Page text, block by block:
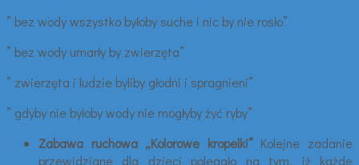
” bez wody wszystko byłoby suche i nic by nie rosło”
” bez wody umarły by zwierzęta”
” zwierzęta i ludzie byliby głodni i spragnieni”
” gdyby nie byłoby wody nie mogłyby żyć ryby”
Zabawa ruchowa „Kolorowe kropelki” Kolejne zadanie
przewidziane dla dzieci polegało na tym, iż każde